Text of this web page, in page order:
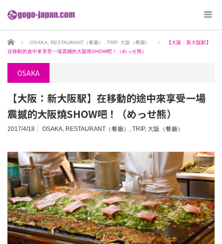
ホーム OSAKA RESTAURANT（餐廳） TRIP 大阪（餐廳）
【大阪：新大阪駅】
在移動的途中來享受一場震撼的大阪燒SHOW吧！（めっせ熊）
OSAKA
【大阪：新大阪駅】在移動的途中來享受一場
震撼的大阪燒SHOW吧！（めっせ熊）
2017/4/18 OSAKA, RESTAURANT（餐廳） , TRIP, 大阪（餐廳）